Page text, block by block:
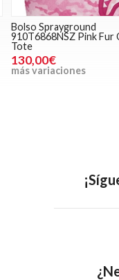
Calcetines LACOSTE
Z92 blanco
25,00€
más variaciones